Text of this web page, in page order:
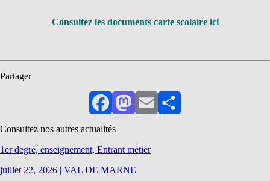
Consultez les documents carte scolaire ici
Partager
FacebookMastodon
EmailPartager
Consultez nos autres actualités
1er degré, enseignement, Entrant métier
juillet 22, 2026 | VAL DE MARNE